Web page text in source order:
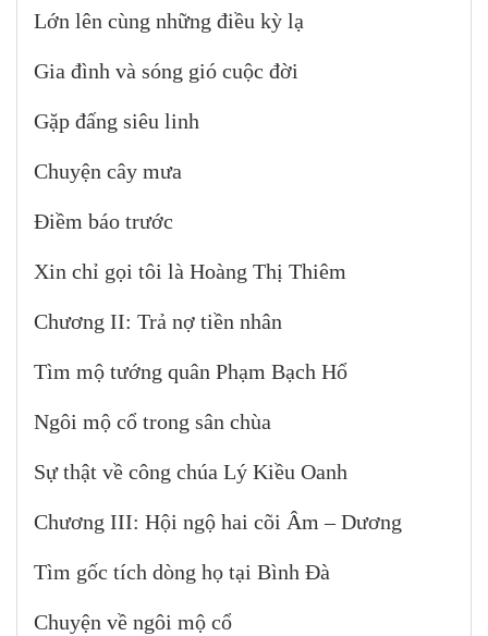
Lớn lên cùng những điều kỳ lạ
Gia đình và sóng gió cuộc đời
Gặp đấng siêu linh
Chuyện cây mưa
Điềm báo trước
Xin chỉ gọi tôi là Hoàng Thị Thiêm
Chương II: Trả nợ tiền nhân
Tìm mộ tướng quân Phạm Bạch Hổ
Ngôi mộ cổ trong sân chùa
Sự thật về công chúa Lý Kiều Oanh
Chương III: Hội ngộ hai cõi Âm – Dương
Tìm gốc tích dòng họ tại Bình Đà
Chuyện về ngôi mộ cổ